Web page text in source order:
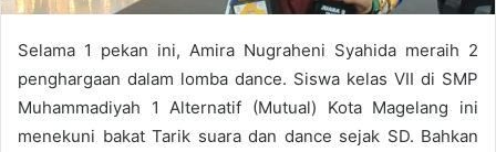
Selama 1 pekan ini, Amira Nugraheni Syahida meraih 2
penghargaan dalam lomba dance. Siswa kelas VII di SMP
Muhammadiyah 1 Alternatif (Mutual) Kota Magelang ini
menekuni bakat Tarik suara dan dance sejak SD. Bahkan